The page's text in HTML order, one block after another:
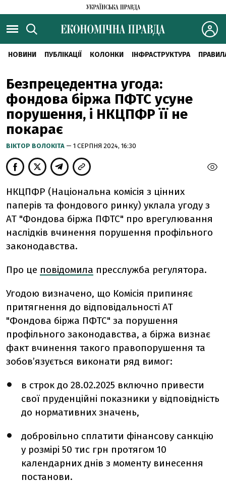
НОВИНИ ПУБЛІКАЦІЇ КОЛОНКИ ІНФРАСТРУКТУРА
Безпрецедентна угода:
фондова біржа ПФТС усуне
порушення, і НКЦПФР її не
покарає
ВІКТОР ВОЛОКІТА — 1 СЕРПНЯ 2024, 16:30
НКЦПФР (Національна комісія з цінних
паперів та фондового ринку) уклала угоду з
АТ "Фондова біржа ПФТС" про врегулювання
наслідків вчинення порушення профільного
законодавства.
Про це повідомила пресслужба регулятора.
Угодою визначено, що Комісія припиняє
притягнення до відповідальності АТ
"Фондова біржа ПФТС" за порушення
профільного законодавства, а біржа визнає
факт вчинення такого правопорушення та
зобов’язується виконати ряд вимог:
в строк до 28.02.2025 включно привести
свої пруденційні показники у відповідність
до нормативних значень,
добровільно сплатити фінансову санкцію
у розмірі 50 тис грн протягом 10
календарних днів з моменту винесення
постанови.